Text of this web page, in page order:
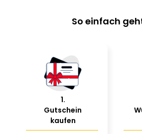
So einfach
1.
Gutschein
kaufen